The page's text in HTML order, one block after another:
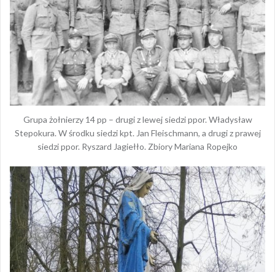
Grupa żołnierzy 14 pp – drugi z lewej siedzi ppor. Władysław
Stepokura. W środku siedzi kpt. Jan Fleischmann, a drugi z prawej
siedzi ppor. Ryszard Jagiełło. Zbiory Mariana Ropejko